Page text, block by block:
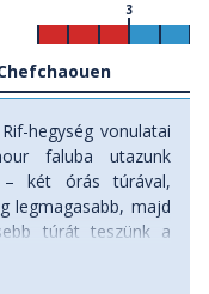
3
hegység vonulatai
faluba utazunk
– két órás túrával,
legmagasabb, majd
túrát teszünk a
Visszautunkon